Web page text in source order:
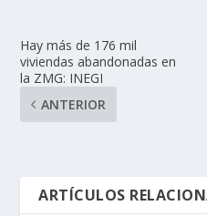
Hay más de 176 mil
viviendas abandonadas en
la ZMG: INEGI
ANTERIOR
ARTÍCULOS